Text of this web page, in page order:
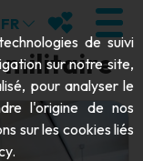
RECHERCHER
FR MES FAVORIS
militaire
de suivi
sur notre site,
pour analyser le
l'origine de nos
sur les cookies liés
.